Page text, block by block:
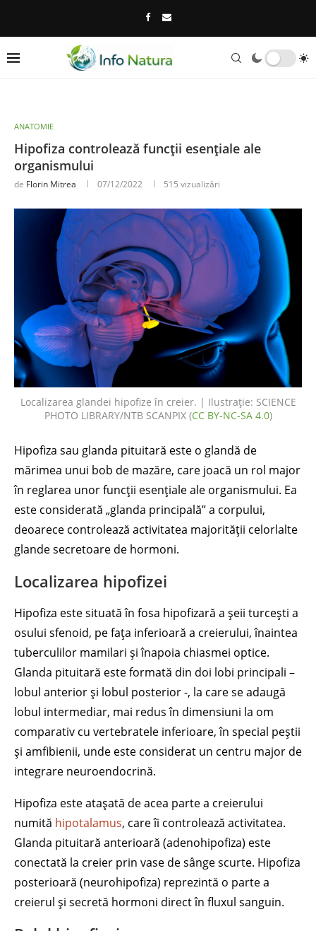
ANATOMIE
Hipofiza controlează funcții esențiale ale
organismului
de Florin Mitrea 07/12/2022 515 vizualizări
Localizarea glandei hipofize în creier. | Ilustrație: SCIENCE
PHOTO LIBRARY/NTB SCANPIX (CC BY-NC-SA 4.0)
Hipofiza sau glanda pituitară este o glandă de
mărimea unui bob de mazăre, care joacă un rol major
în reglarea unor funcții esențiale ale organismului. Ea
este considerată „glanda principală” a corpului,
deoarece controlează activitatea majorității celorlalte
glande secretoare de hormoni.
Localizarea hipofizei
Hipofiza este situată în fosa hipofizară a șeii turcești a
osului sfenoid, pe fața inferioară a creierului, înaintea
tuberculilor mamilari și înapoia chiasmei optice.
Glanda pituitară este formată din doi lobi principali –
lobul anterior și lobul posterior -, la care se adaugă
lobul intermediar, mai redus în dimensiuni la om
comparativ cu vertebratele inferioare, în special peștii
și amfibienii, unde este considerat un centru major de
integrare neuroendocrină.
Hipofiza este atașată de acea parte a creierului
numită hipotalamus, care îi controlează activitatea.
Glanda pituitară anterioară (adenohipofiza) este
conectată la creier prin vase de sânge scurte. Hipofiza
posterioară (neurohipofiza) reprezintă o parte a
creierul și secretă hormoni direct în fluxul sanguin.